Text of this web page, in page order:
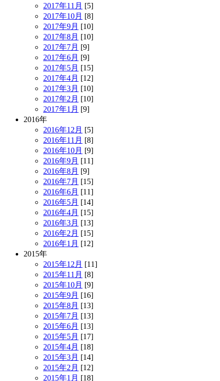
2017年11月 [5]
2017年10月 [8]
2017年9月 [10]
2017年8月 [10]
2017年7月 [9]
2017年6月 [9]
2017年5月 [15]
2017年4月 [12]
2017年3月 [10]
2017年2月 [10]
2017年1月 [9]
2016年
2016年12月 [5]
2016年11月 [8]
2016年10月 [9]
2016年9月 [11]
2016年8月 [9]
2016年7月 [15]
2016年6月 [11]
2016年5月 [14]
2016年4月 [15]
2016年3月 [13]
2016年2月 [15]
2016年1月 [12]
2015年
2015年12月 [11]
2015年11月 [8]
2015年10月 [9]
2015年9月 [16]
2015年8月 [13]
2015年7月 [13]
2015年6月 [13]
2015年5月 [17]
2015年4月 [18]
2015年3月 [14]
2015年2月 [12]
2015年1月 [18]